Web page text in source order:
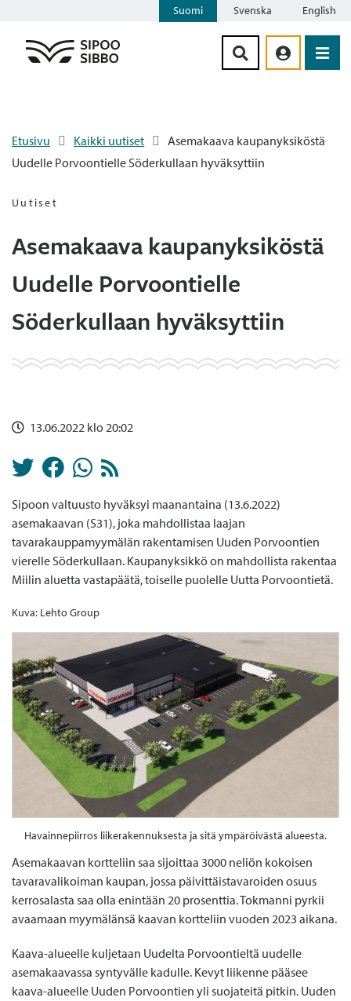
Suomi Svenska English
Etusivu Kaikki uutiset
Asemakaava kaupanyksiköstä
Uudelle Porvoontielle Söderkullaan hyväksyttiin
Uutiset
Asemakaava kaupanyksiköstä
Uudelle Porvoontielle
Söderkullaan hyväksyttiin
13.06.2022 klo 20:02
Sipoon valtuusto hyväksyi maanantaina (13.6.2022)
asemakaavan (S31), joka mahdollistaa laajan
tavarakauppamyymälän rakentamisen Uuden Porvoontien
vierelle Söderkullaan. Kaupanyksikkö on mahdollista rakentaa
Miilin aluetta vastapäätä, toiselle puolelle Uutta Porvoontietä.
Kuva: Lehto Group
Havainnepiirros liikerakennuksesta ja sitä ympäröivästä alueesta.
Asemakaavan kortteliin saa sijoittaa 3000 neliön kokoisen
tavaravalikoiman kaupan, jossa päivittäistavaroiden osuus
kerrosalasta saa olla enintään 20 prosenttia. Tokmanni pyrkii
avaamaan myymälänsä kaavan kortteliin vuoden 2023 aikana.
Kaava-alueelle kuljetaan Uudelta Porvoontieltä uudelle
asemakaavassa syntyvälle kadulle. Kevyt liikenne pääsee
kaava-alueelle Uuden Porvoontien yli suojateitä pitkin. Uuden